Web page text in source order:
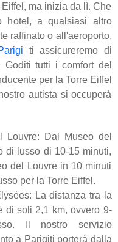
Eiffel, ma inizia da lì. Che
hotel, a qualsiasi altro
raffinato o all'aeroporto,
ti assicureremo di
Goditi tutti i comfort del
per la Torre Eiffel
autista si occuperà
Louvre: Dal Museo del
di lusso di 10-15 minuti,
del Louvre in 10 minuti
per la Torre Eiffel.
La distanza tra la
di soli 2,1 km, ovvero 9-
Il nostro servizio
a Parigiti porterà dalla